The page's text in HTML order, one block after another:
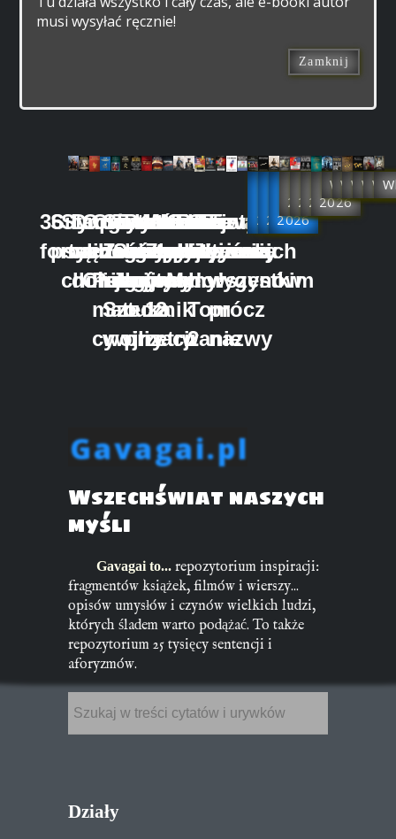
musi wysyłać ręcznie!
Zamknij
36
forteli
Siły
psychohistorii
Starożytna
mądrość
chińska
Drogi
wędrownych
doradców
Opowieści
z dawnych
Chin
Chiny
一
Pulsujący
matecznik
cywilizacji
Sun
Zi
i jego
Sztuka
wojny
Traktat
Sztuka
wojny
Prawidła
geopolitycznej
gry
o
przetrwanie
Kalendarz
geopolityczny
Wzorce
Zwyciężania
tom
1
Wzorce
zwyciężania
tom
2
Oni
albo
My!
Portrety
tajwańskich
aborygenów
Oni
albo
my!
Tom
2
Tajwan
Feudalizm
we
wszystkim
prócz
nazwy
Już
2025
Już
w
2026
w
2026
2027
2026
Rok
2026
Rok
2026
Wkrótce
Gavagai.pl
Wszechświat naszych
myśli
Gavagai to...repozytorium inspiracji:
fragmentów książek, filmów i wierszy...
opisów umysłów i czynów wielkich ludzi,
których śladem warto podążać. To także
repozytorium 25 tysięcy sentencji i
aforyzmów.
Działy